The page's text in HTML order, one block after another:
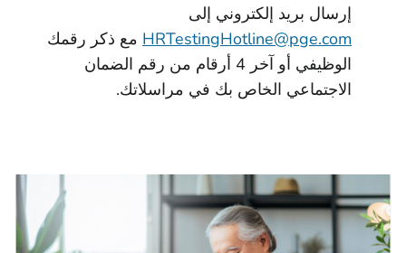
إرسال بريد إلكتروني إلى
HRTestingHotline@pge.com مع ذكر رقمك
الوظيفي أو آخر 4 أرقام من رقم الضمان
الاجتماعي الخاص بك في مراسلاتك.